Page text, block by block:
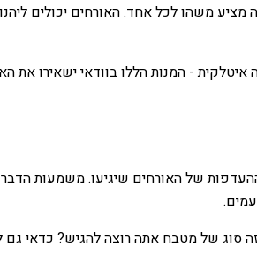
משהו לכל אחד. האורחים יכולים
- המנות הללו בוודאי ישאירו
של האורחים שיגיעו. משמעות הדבר
סוג של מטבח אתה רוצה להגיש? כדאי